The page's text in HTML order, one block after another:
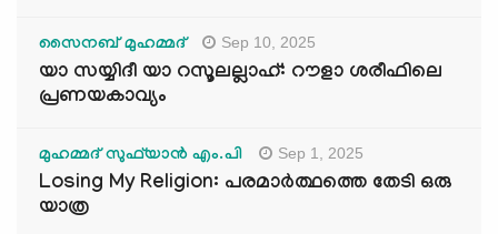
സൈനബ് മുഹമ്മദ് Sep 10, 2025
യാ സയ്യിദീ യാ റസൂലല്ലാഹ്: റൗളാ ശരീഫിലെ
പ്രണയകാവ്യം
മുഹമ്മദ് സുഫ്‌യാൻ എം.പി Sep 1, 2025
Losing My Religion: പരമാർത്ഥത്തെ തേടി ഒരു
യാത്ര